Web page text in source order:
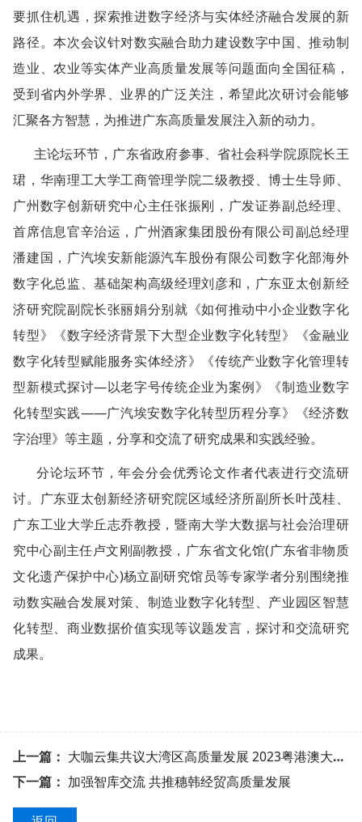
要抓住机遇，探索推进数字经济与实体经济融合发展的新
路径。本次会议针对数实融合助力建设数字中国、推动制
造业、农业等实体产业高质量发展等问题面向全国征稿，
受到省内外学界、业界的广泛关注，希望此次研讨会能够
汇聚各方智慧，为推进广东高质量发展注入新的动力。
主论坛环节，广东省政府参事、省社会科学院原院长王
珺，华南理工大学工商管理学院二级教授、博士生导师、
广州数字创新研究中心主任张振刚，广发证券副总经理、
首席信息官辛治运，广州酒家集团股份有限公司副总经理
潘建国，广汽埃安新能源汽车股份有限公司数字化部海外
数字化总监、基础架构高级经理刘彦和，广东亚太创新经
济研究院副院长张丽娟分别就《如何推动中小企业数字化
转型》《数字经济背景下大型企业数字化转型》《金融业
数字化转型赋能服务实体经济》《传统产业数字化管理转
型新模式探讨—以老字号传统企业为案例》《制造业数字
化转型实践——广汽埃安数字化转型历程分享》《经济数
字治理》等主题，分享和交流了研究成果和实践经验。
分论坛环节，年会分会优秀论文作者代表进行交流研
讨。广东亚太创新经济研究院区域经济所副所长叶茂桂、
广东工业大学丘志乔教授，暨南大学大数据与社会治理研
究中心副主任卢文刚副教授，广东省文化馆(广东省非物质
文化遗产保护中心)杨立副研究馆员等专家学者分别围绕推
动数实融合发展对策、制造业数字化转型、产业园区智慧
化转型、商业数据价值实现等议题发言，探讨和交流研究
成果。
上一篇： 大咖云集共议大湾区高质量发展 2023粤港澳大湾区学术研讨会在广州举行
下一篇： 加强智库交流 共推穗韩经贸高质量发展